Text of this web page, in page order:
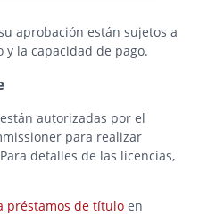
aprobación están sujetos a
y la capacidad de pago.
autorizadas por el
para realizar
detalles de las licencias,
préstamos de título en